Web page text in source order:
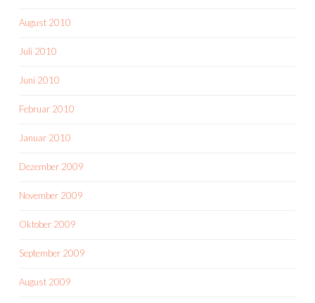
August 2010
Juli 2010
Juni 2010
Februar 2010
Januar 2010
Dezember 2009
November 2009
Oktober 2009
September 2009
August 2009